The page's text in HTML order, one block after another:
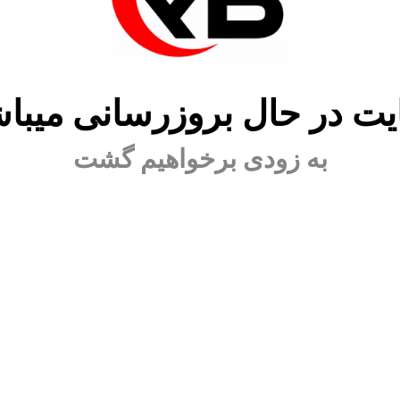
در حال بروزرسانی
به زودی برخواهیم گشت